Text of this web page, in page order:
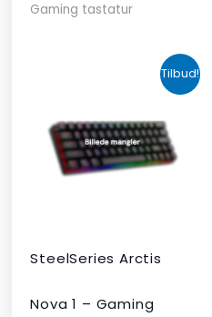
Gaming tastatur
Tilbud!
SteelSeries Arctis
Nova 1 – Gaming
oprindelige
pris
var:
kr. 424,00.
aktuelle
pris
er:
kr. 349,00.